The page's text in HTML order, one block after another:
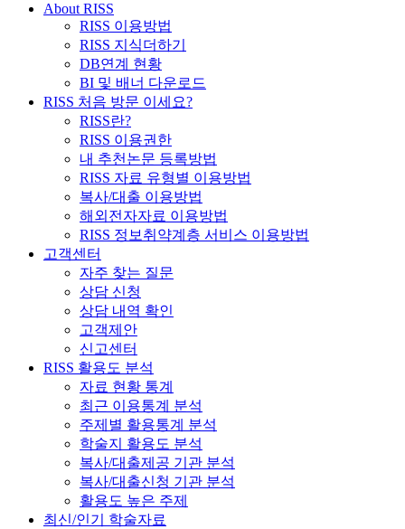
About RISS
RISS 이용방법
RISS 지식더하기
DB연계 현황
BI 및 배너 다운로드
RISS 처음 방문 이세요?
RISS란?
RISS 이용권한
내 추천논문 등록방법
RISS 자료 유형별 이용방법
복사/대출 이용방법
해외전자자료 이용방법
RISS 정보취약계층 서비스 이용방법
고객센터
자주 찾는 질문
상담 신청
상담 내역 확인
고객제안
신고센터
RISS 활용도 분석
자료 현황 통계
최근 이용통계 분석
주제별 활용통계 분석
학술지 활용도 분석
복사/대출제공 기관 분석
복사/대출신청 기관 분석
활용도 높은 주제
최신/인기 학술자료